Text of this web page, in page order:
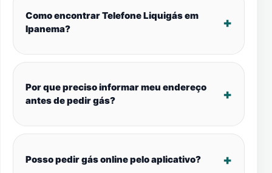
Como encontrar Telefone Liquigás em
Ipanema?
Por que preciso informar meu endereço
antes de pedir gás?
Posso pedir gás online pelo aplicativo?